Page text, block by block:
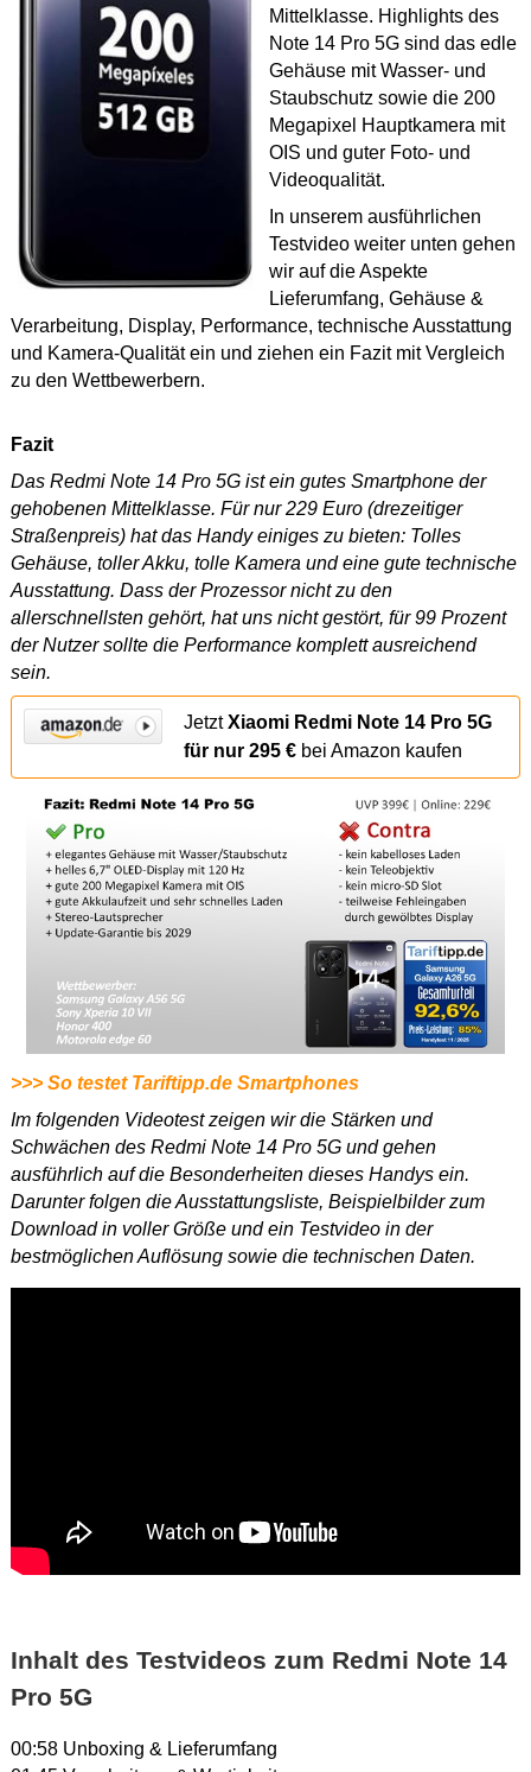
Mittelklasse. Highlights des
Note 14 Pro 5G sind das edle
Gehäuse mit Wasser- und
Staubschutz sowie die 200
Megapixel Hauptkamera mit
OIS und guter Foto- und
Videoqualität.
In unserem ausführlichen
Testvideo weiter unten gehen
wir auf die Aspekte
Lieferumfang, Gehäuse &
Verarbeitung, Display, Performance, technische Ausstattung
und Kamera-Qualität ein und ziehen ein Fazit mit Vergleich
zu den Wettbewerbern.
Fazit
Das Redmi Note 14 Pro 5G ist ein gutes Smartphone der
gehobenen Mittelklasse. Für nur 229 Euro (drezeitiger
Straßenpreis) hat das Handy einiges zu bieten: Tolles
Gehäuse, toller Akku, tolle Kamera und eine gute technische
Ausstattung. Dass der Prozessor nicht zu den
allerschnellsten gehört, hat uns nicht gestört, für 99 Prozent
der Nutzer sollte die Performance komplett ausreichend
sein.
JetztXiaomi Redmi Note 14 Pro 5G
für nur 295 €bei Amazon kaufen
>>> So testet Tariftipp.de Smartphones
Im folgenden Videotest zeigen wir die Stärken und
Schwächen des Redmi Note 14 Pro 5G und gehen
ausführlich auf die Besonderheiten dieses Handys ein.
Darunter folgen die Ausstattungsliste, Beispielbilder zum
Download in voller Größe und ein Testvideo in der
bestmöglichen Auflösung sowie die technischen Daten.
Inhalt des Testvideos zum Redmi Note 14
Pro 5G
00:58 Unboxing & Lieferumfang